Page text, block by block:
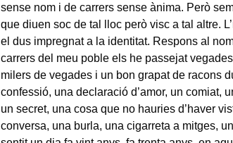
sense nom i de carrers sense ànima. Però
que diuen soc de tal lloc però visc a tal altre.
el dus impregnat a la identitat. Respons al
carrers del meu poble els he passejat
milers de vegades i un bon grapat de racons
confessió, una declaració d’amor, un comiat,
un secret, una cosa que no hauries d’haver
conversa, una burla, una cigarreta a mitges,